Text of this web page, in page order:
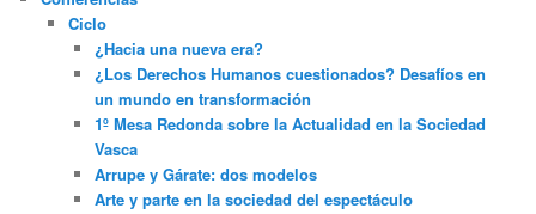
Ciclo
¿Hacia una nueva era?
¿Los Derechos Humanos cuestionados? Desafíos en
un mundo en transformación
1º Mesa Redonda sobre la Actualidad en la Sociedad
Vasca
Arrupe y Gárate: dos modelos
Arte y parte en la sociedad del espectáculo